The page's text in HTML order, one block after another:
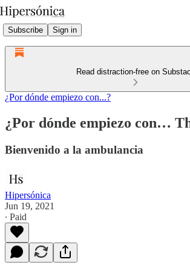
Subscribe Sign in
Read distraction-free on
¿Por dónde empiezo con...?
¿Por dónde empiezo con…
Bienvenido a la ambulancia
Hipersónica
Jun 19, 2021
∙ Paid